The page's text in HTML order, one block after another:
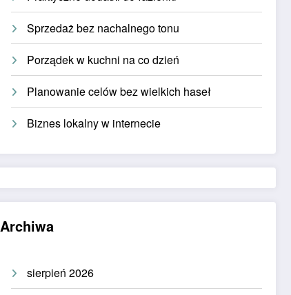
Sprzedaż bez nachalnego tonu
Porządek w kuchni na co dzień
Planowanie celów bez wielkich haseł
Biznes lokalny w internecie
Archiwa
sierpień 2026